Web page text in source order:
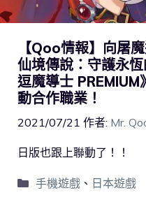
【Qoo情報】向屠
仙境傳說：守護永
逗魔導士
動合作職業！
2021/07/21 作者: Mr.
日版也跟上聯動了！！
手機遊戲、 日本遊戲